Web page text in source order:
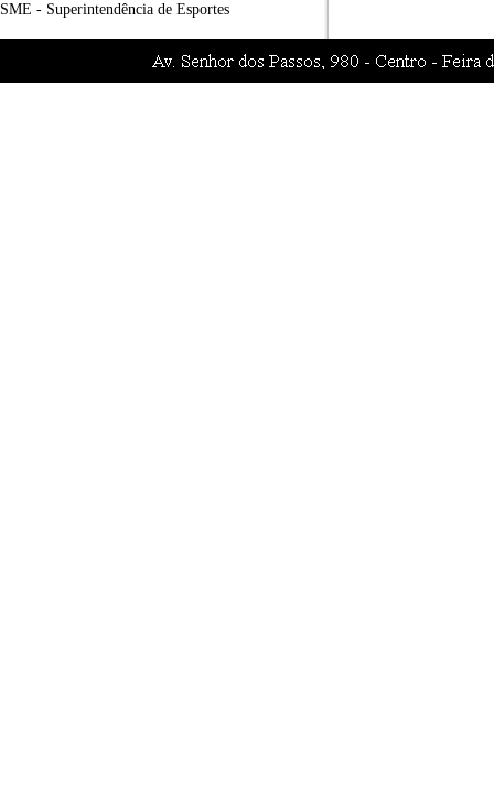
SME - Superintendência de Esportes